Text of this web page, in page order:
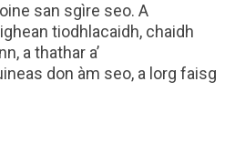
san sgìre seo. A
tiodhlacaidh, chaidh
a thathar a’
don àm seo, a lorg faisg